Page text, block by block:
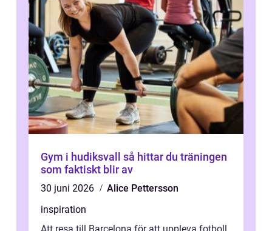
Gym i hudiksvall så hittar du träningen
som faktiskt blir av
30 juni 2026
Alice Pettersson
inspiration